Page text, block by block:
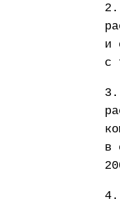
2.
и
с
3.
в
4.